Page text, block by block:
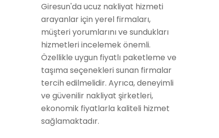
Giresun'da ucuz nakliyat hizmeti
arayanlar için yerel firmaları,
müşteri yorumlarını ve sundukları
hizmetleri incelemek önemli.
Özellikle uygun fiyatlı paketleme ve
taşıma seçenekleri sunan firmalar
tercih edilmelidir. Ayrıca, deneyimli
ve güvenilir nakliyat şirketleri,
ekonomik fiyatlarla kaliteli hizmet
sağlamaktadır.